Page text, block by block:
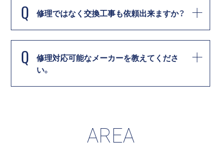
Q 修理ではなく交換工事も依頼出来ますか？
Q
修理対応可能なメーカーを教えてくださ
い。
AREA